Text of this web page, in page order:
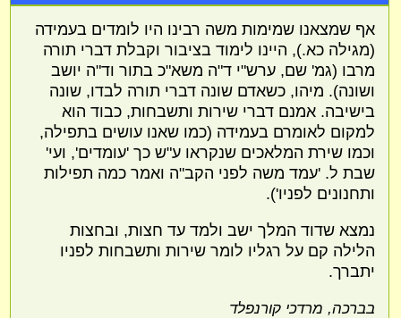
אף שמצאנו שמימות משה רבינו היו לומדים בעמידה
(מגילה כא.), היינו לימוד בציבור וקבלת דברי תורה
מרבו (גמ' שם, ערש"י ד"ה משא"כ בתור וד"ה יושב
ושונה). מיהו, כשאדם שונה דברי תורה לבדו, שונה
בישיבה. אמנם דברי שירות ותשבחות, כבוד הוא
למקום לאומרם בעמידה (כמו שאנו עושים בתפילה,
וכמו שירת המלאכים שנקראו ע"ש כך 'עומדים', ועי'
שבת ל. 'עמד משה לפני הקב"ה ואמר כמה תפילות
ותחנונים לפניו').
נמצא שדוד המלך ישב ולמד עד חצות, ובחצות
הלילה קם על רגליו לומר שירות ותשבחות לפניו
יתברך.
בברכה, מרדכי קורנפלד